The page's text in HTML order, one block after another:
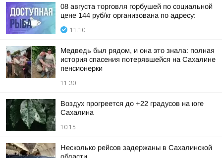
08 августа торговля горбушей по социальной
цене 144 руб/кг организована по адресу:
11:10
Медведь был рядом, и она это знала: полная
история спасения потерявшейся на Сахалине
пенсионерки
11:30
Воздух прогреется до +22 градусов на юге
Сахалина
10:15
Несколько рейсов задержаны в Сахалинской